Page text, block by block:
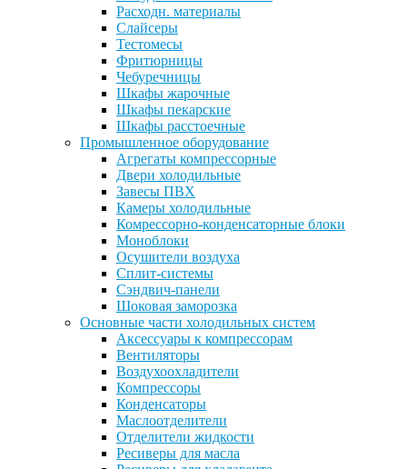
Расходн. материалы
Слайсеры
Тестомесы
Фритюрницы
Чебуречницы
Шкафы жарочные
Шкафы пекарские
Шкафы расстоечные
Промышленное оборудование
Агрегаты компрессорные
Двери холодильные
Завесы ПВХ
Камеры холодильные
Комрессорно-конденсаторные блоки
Моноблоки
Осушители воздуха
Сплит-системы
Сэндвич-панели
Шоковая заморозка
Основные части холодильных систем
Аксессуары к компрессорам
Вентиляторы
Воздухоохладители
Компрессоры
Конденсаторы
Маслоотделители
Отделители жидкости
Ресиверы для масла